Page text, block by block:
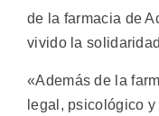
de la farmacia de
vivido la
«Además de la
legal, psicológico